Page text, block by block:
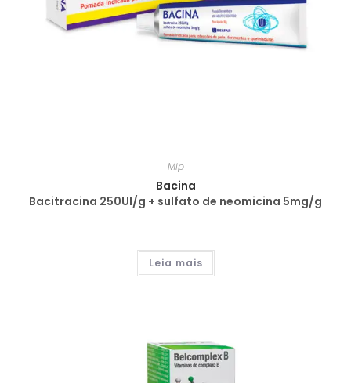
Mip
Bacina
Bacitracina 250UI/g + sulfato de neomicina 5mg/g
Leia mais